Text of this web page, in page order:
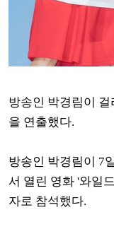
방송인 박경림이
을 연출했다.
방송인 박경림이 7
서 열린 영화 '와일
자로 참석했다.